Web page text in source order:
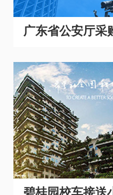
广东省公安厅采
购商城开发